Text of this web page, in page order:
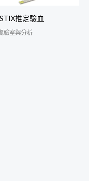
推定驗血
驗室與分析